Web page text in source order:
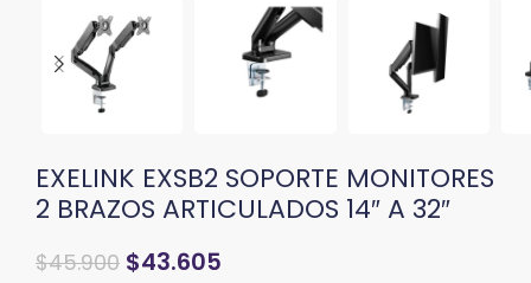
EXELINK EXSB2 SOPORTE MONITORES
2 BRAZOS ARTICULADOS 14″ A 32″
$45.900 $43.605